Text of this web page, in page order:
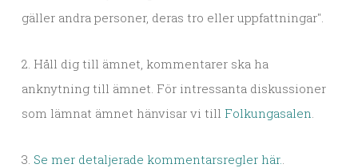
gäller andra personer, deras tro eller uppfattningar".
2. Håll dig till ämnet, kommentarer ska ha
anknytning till ämnet. För intressanta diskussioner
som lämnat ämnet hänvisar vi till Folkungasalen
3. Se mer detaljerade kommentarsregler här.